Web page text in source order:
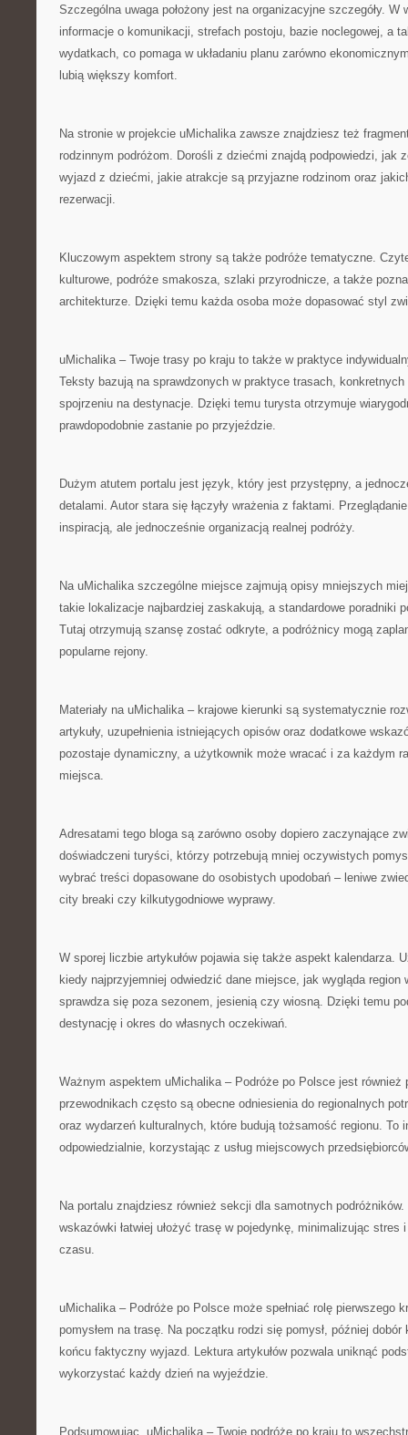
Szczególna uwaga położony jest na organizacyjne szczegóły. W
informacje o komunikacji, strefach postoju, bazie noclegowej, a
wydatkach, co pomaga w układaniu planu zarówno
lubią większy komfort.
Na stronie w projekcie uMichalika zawsze znajdziesz też
rodzinnym podróżom. Dorośli z dziećmi znajdą podpowiedzi, jak
wyjazd z dziećmi, jakie atrakcje są przyjazne rodzinom oraz
rezerwacji.
Kluczowym aspektem strony są także podróże tematyczne.
kulturowe, podróże smakosza, szlaki przyrodnicze, a także
architekturze. Dzięki temu każda osoba może dopasować styl
uMichalika – Twoje trasy po kraju to także w praktyce
Teksty bazują na sprawdzonych w praktyce trasach,
spojrzeniu na destynacje. Dzięki temu turysta otrzymuje
prawdopodobnie zastanie po przyjeździe.
Dużym atutem portalu jest język, który jest przystępny, a
detalami. Autor stara się łączyły wrażenia z faktami.
inspiracją, ale jednocześnie organizacją realnej podróży.
Na uMichalika szczególne miejsce zajmują opisy mniejszych
takie lokalizacje najbardziej zaskakują, a standardowe poradniki
Tutaj otrzymują szansę zostać odkryte, a podróżnicy mogą
popularne rejony.
Materiały na uMichalika – krajowe kierunki są systematycznie
artykuły, uzupełnienia istniejących opisów oraz dodatkowe
pozostaje dynamiczny, a użytkownik może wracać i za każdym
miejsca.
Adresatami tego bloga są zarówno osoby dopiero zaczynające
doświadczeni turyści, którzy potrzebują mniej oczywistych
wybrać treści dopasowane do osobistych upodobań – leniwe
city breaki czy kilkutygodniowe wyprawy.
W sporej liczbie artykułów pojawia się także aspekt kalendarza.
kiedy najprzyjemniej odwiedzić dane miejsce, jak wygląda
sprawdza się poza sezonem, jesienią czy wiosną. Dzięki temu
destynację i okres do własnych oczekiwań.
Ważnym aspektem uMichalika – Podróże po Polsce jest również
przewodnikach często są obecne odniesienia do regionalnych
oraz wydarzeń kulturalnych, które budują tożsamość regionu. To
odpowiedzialnie, korzystając z usług miejscowych
Na portalu znajdziesz również sekcji dla samotnych
wskazówki łatwiej ułożyć trasę w pojedynkę, minimalizując
czasu.
uMichalika – Podróże po Polsce może spełniać rolę pierwszego
pomysłem na trasę. Na początku rodzi się pomysł, później
końcu faktyczny wyjazd. Lektura artykułów pozwala uniknąć
wykorzystać każdy dzień na wyjeździe.
Podsumowując, uMichalika – Twoje podróże po kraju to